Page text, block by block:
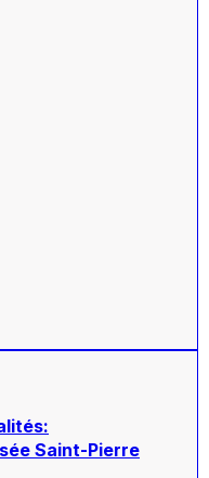
Saint-Pierre